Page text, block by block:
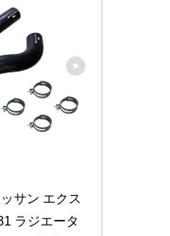
サン エクス
ラジエータ